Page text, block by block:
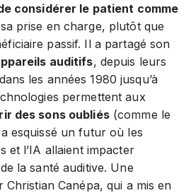
considérer le patient comme
prise en charge, plutôt que
passif. Il a partagé son
auditifs, depuis leurs
les années 1980 jusqu’à
permettent aux
des sons oubliés(comme le
esquissé un futur où les
et l’IA allaient impacter
la santé auditive. Une
Canépa, qui a mis en